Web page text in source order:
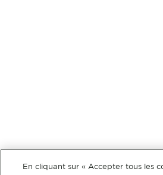
En cliquant sur « Accepter tous les